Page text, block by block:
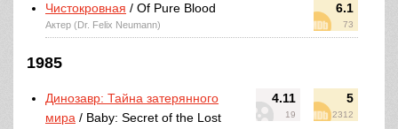
6.1
73
Чистокровная / Of Pure Blood
Актер (Dr. Felix Neumann)
1985
4.11
19
5
2312
Динозавр: Тайна затерянного
мира / Baby: Secret of the Lost